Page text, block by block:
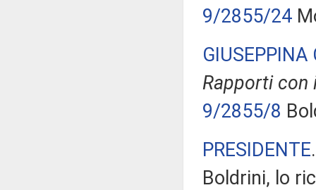
9/2855/24
GIUSEPPINA
Rapporti con
9/2855/8
PRESIDENTE
Boldrini, lo